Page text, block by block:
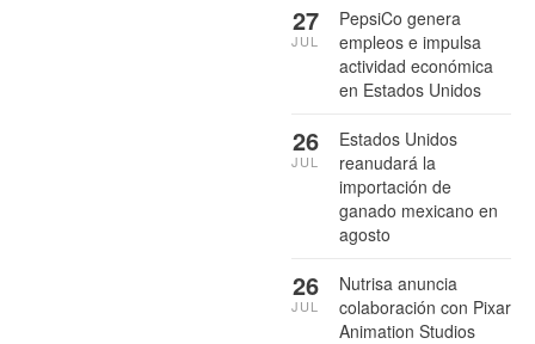
PepsiCo genera
empleos e impulsa
actividad económica
en Estados Unidos
27
JUL
Estados Unidos
reanudará la
importación de
ganado mexicano en
agosto
26
JUL
Nutrisa anuncia
colaboración con Pixar
Animation Studios
26
JUL